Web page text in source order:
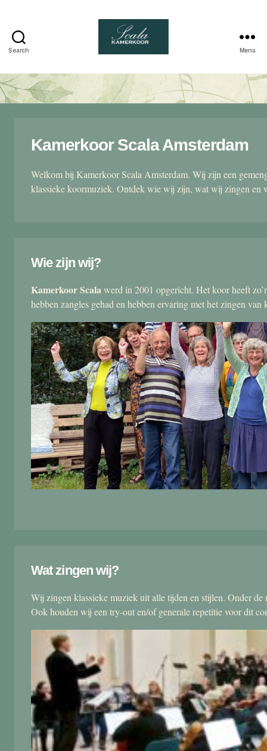
Search
kamerkoor
Menu
Kamerkoor Scala Amsterdam
Welkom bij Kamerkoor Scala Amsterdam. Wij zijn een
klassieke koormuziek. Ontdek wie wij zijn, wat wij zingen en
Wie zijn wij?
Kamerkoor Scalawerd in 2001 opgericht. Het koor heeft
hebben zangles gehad en hebben ervaring met het zingen van
Wat zingen wij?
Wij zingen klassieke muziek uit alle tijden en stijlen. Onder
Ook houden wij een try-out en/of generale repetitie voor dit